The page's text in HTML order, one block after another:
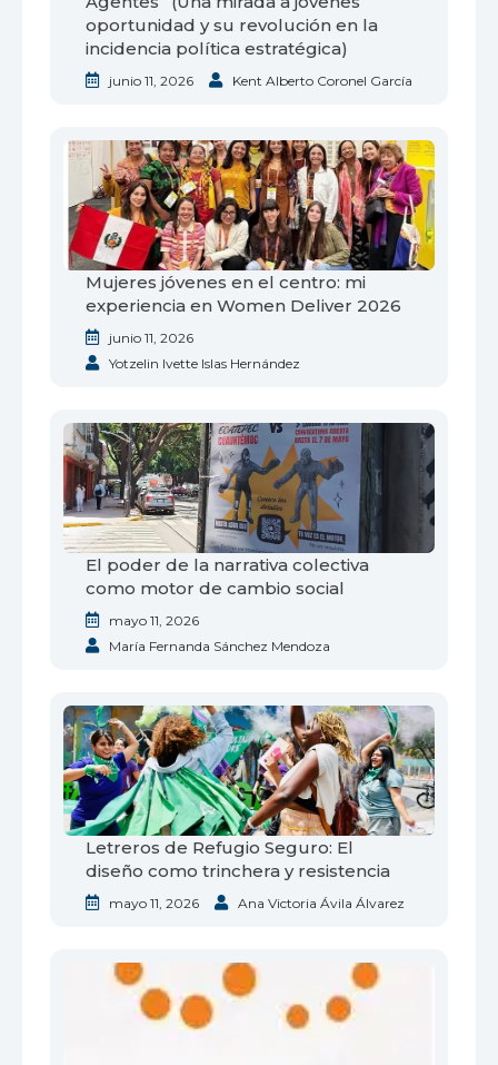
oportunidad y su revolución en la
incidencia política estratégica)
junio 11, 2026 Kent Alberto Coronel García
Mujeres jóvenes en el centro: mi
experiencia en Women Deliver 2026
junio 11, 2026
Yotzelin Ivette Islas Hernández
El poder de la narrativa colectiva
como motor de cambio social
mayo 11, 2026
María Fernanda Sánchez Mendoza
Letreros de Refugio Seguro: El
diseño como trinchera y resistencia
mayo 11, 2026 Ana Victoria Ávila Álvarez